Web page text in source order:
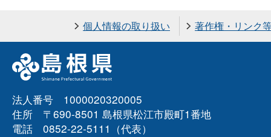
個人情報の取り扱い 著作権・リンク
法人番号 1000020320005
住所 〒690-8501 島根県松江市殿町1番地
電話 0852-22-5111（代表）